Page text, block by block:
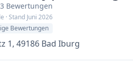
3 Bewertungen
· Stand Juni 2026
Bewertungen
1, 49186 Bad Iburg